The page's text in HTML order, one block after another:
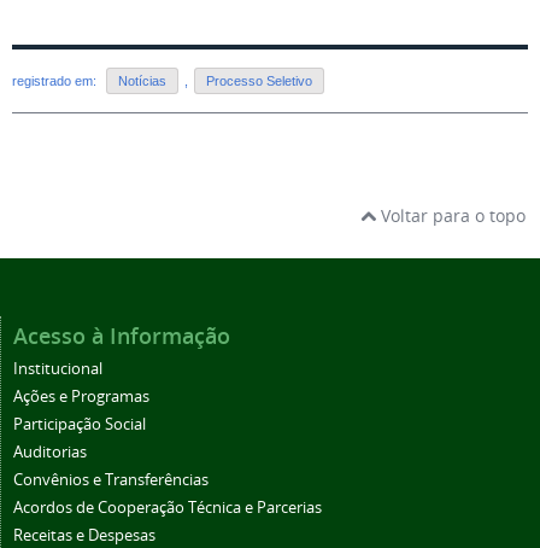
registrado em: Notícias Processo Seletivo
Voltar para o topo
Acesso à Informação
Institucional
Ações e Programas
Participação Social
Auditorias
Convênios e Transferências
Acordos de Cooperação Técnica e Parcerias
Receitas e Despesas